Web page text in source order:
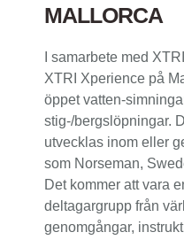
MALLORCA
I samarbete med
XTRI Xperience på
öppet vatten-
stig-/bergslöpningar.
utvecklas inom eller
som Norseman,
Det kommer att vara
deltagargrupp från
genomgångar,